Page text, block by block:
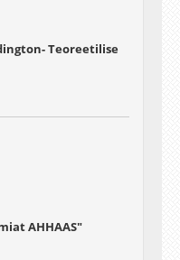
Teoreetilise
AHHAAS"